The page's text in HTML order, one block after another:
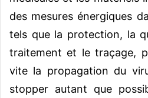
des mesures énergiques
tels que la protection, la
traitement et le traçage,
vite la propagation du
stopper autant que